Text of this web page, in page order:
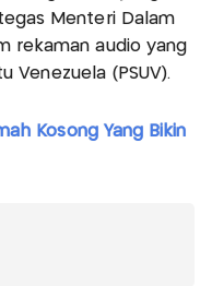
Menteri Dalam
rekaman audio yang
Venezuela (PSUV).
Kosong Yang Bikin